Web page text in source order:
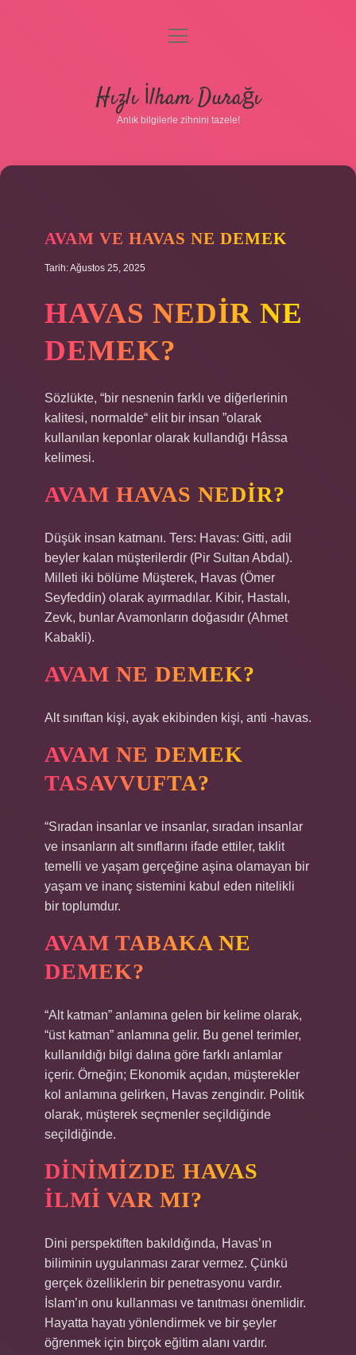
Gizlilik Politikası
Hakkımızda
menüyü
Hızlı İlham Durağı
Anlık bilgilerle zihnini tazele!
AVAM VE HAVAS NE DEMEK
Tarih: Ağustos 25, 2025
HAVAS NEDIR NE
DEMEK?
Sözlükte, “bir nesnenin farklı ve diğerlerinin
kalitesi, normalde“ elit bir insan ”olarak
kullanılan keponlar olarak kullandığı Hâssa
kelimesi.
AVAM HAVAS NEDIR?
Düşük insan katmanı. Ters: Havas: Gitti, adil
beyler kalan müşterilerdir (Pir Sultan Abdal).
Milleti iki bölüme Müşterek, Havas (Ömer
Seyfeddin) olarak ayırmadılar. Kibir, Hastalı,
Zevk, bunlar Avamonların doğasıdır (Ahmet
Kabakli).
AVAM NE DEMEK?
Alt sınıftan kişi, ayak ekibinden kişi, anti -havas.
AVAM NE DEMEK
TASAVVUFTA?
“Sıradan insanlar ve insanlar, sıradan insanlar
ve insanların alt sınıflarını ifade ettiler, taklit
temelli ve yaşam gerçeğine aşina olamayan bir
yaşam ve inanç sistemini kabul eden nitelikli
bir toplumdur.
AVAM TABAKA NE
DEMEK?
“Alt katman” anlamına gelen bir kelime olarak,
“üst katman” anlamına gelir. Bu genel terimler,
kullanıldığı bilgi dalına göre farklı anlamlar
içerir. Örneğin; Ekonomik açıdan, müşterekler
kol anlamına gelirken, Havas zengindir. Politik
olarak, müşterek seçmenler seçildiğinde
seçildiğinde.
DINIMIZDE HAVAS
ILMI VAR MI?
Dini perspektiften bakıldığında, Havas’ın
biliminin uygulanması zarar vermez. Çünkü
gerçek özelliklerin bir penetrasyonu vardır.
İslam’ın onu kullanması ve tanıtması önemlidir.
Hayatta hayatı yönlendirmek ve bir şeyler
öğrenmek için birçok eğitim alanı vardır.